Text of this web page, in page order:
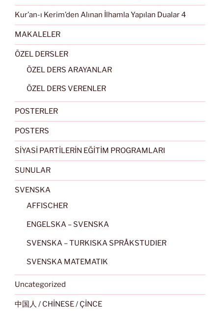
Kur’an-ı Kerim’den Alınan İlhamla Yapılan Dualar 4
MAKALELER
ÖZEL DERSLER
ÖZEL DERS ARAYANLAR
ÖZEL DERS VERENLER
POSTERLER
POSTERS
SİYASİ PARTİLERİN EĞİTİM PROGRAMLARI
SUNULAR
SVENSKA
AFFISCHER
ENGELSKA – SVENSKA
SVENSKA – TURKISKA SPRÅKSTUDIER
SVENSKA MATEMATIK
Uncategorized
中国人 / CHİNESE / ÇİNCE